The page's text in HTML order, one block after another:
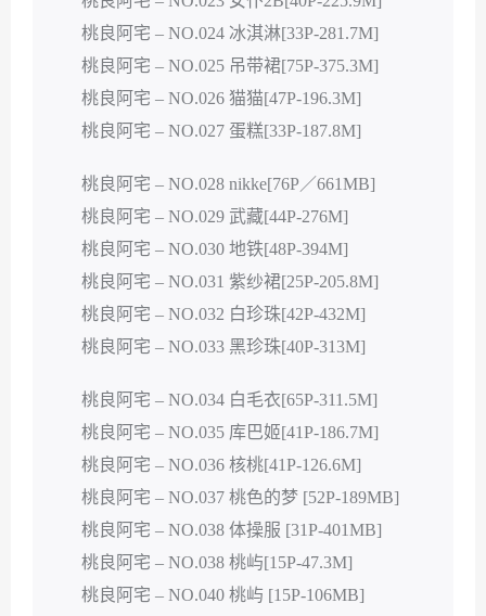
桃良阿宅 – NO.024 冰淇淋[33P-281.7M]
桃良阿宅 – NO.025 吊带裙[75P-375.3M]
桃良阿宅 – NO.026 猫猫[47P-196.3M]
桃良阿宅 – NO.027 蛋糕[33P-187.8M]
桃良阿宅 – NO.028 nikke[76P／661MB]
桃良阿宅 – NO.029 武藏[44P-276M]
桃良阿宅 – NO.030 地铁[48P-394M]
桃良阿宅 – NO.031 紫纱裙[25P-205.8M]
桃良阿宅 – NO.032 白珍珠[42P-432M]
桃良阿宅 – NO.033 黑珍珠[40P-313M]
桃良阿宅 – NO.034 白毛衣[65P-311.5M]
桃良阿宅 – NO.035 库巴姬[41P-186.7M]
桃良阿宅 – NO.036 核桃[41P-126.6M]
桃良阿宅 – NO.037 桃色的梦 [52P-189MB]
桃良阿宅 – NO.038 体操服 [31P-401MB]
桃良阿宅 – NO.038 桃屿[15P-47.3M]
桃良阿宅 – NO.040 桃屿 [15P-106MB]